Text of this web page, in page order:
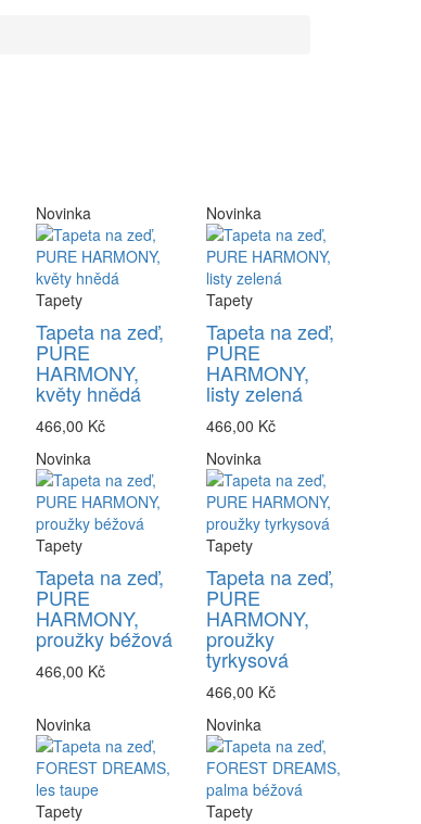
Novinka
Tapety
Tapeta na zeď,
PURE
HARMONY,
květy hnědá
466,00 Kč
Novinka
Tapety
Tapeta na zeď,
PURE
HARMONY,
listy zelená
466,00 Kč
Novinka
Tapety
Tapeta na zeď,
PURE
HARMONY,
proužky béžová
466,00 Kč
Novinka
Tapety
Tapeta na zeď,
PURE
HARMONY,
proužky
tyrkysová
466,00 Kč
Novinka
Tapety
Novinka
Tapety